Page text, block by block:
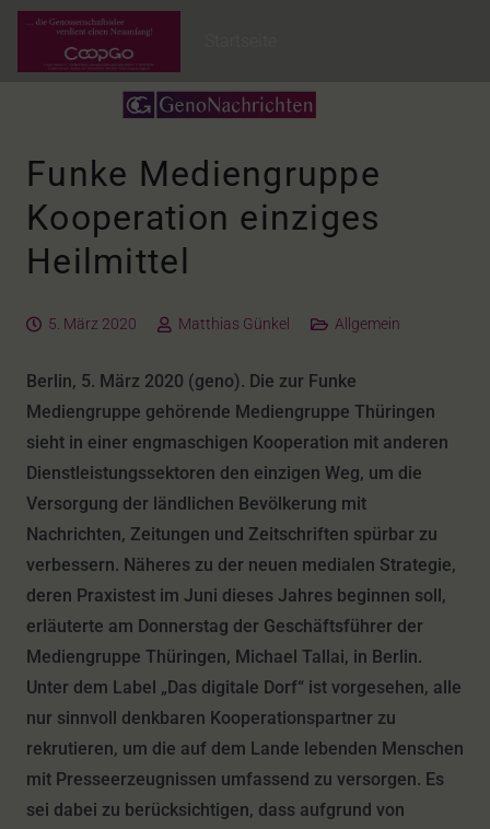
Funke Mediengruppe
Kooperation einziges
Heilmittel
5. März 2020 Matthias Günkel Allgemein
Berlin, 5. März 2020 (geno). Die zur Funke
Mediengruppe gehörende Mediengruppe Thüringen
sieht in einer engmaschigen Kooperation mit anderen
Dienstleistungssektoren den einzigen Weg, um die
Versorgung der ländlichen Bevölkerung mit
Nachrichten, Zeitungen und Zeitschriften spürbar zu
verbessern. Näheres zu der neuen medialen Strategie,
deren Praxistest im Juni dieses Jahres beginnen soll,
erläuterte am Donnerstag der Geschäftsführer der
Mediengruppe Thüringen, Michael Tallai, in Berlin.
Unter dem Label „Das digitale Dorf“ ist vorgesehen, alle
nur sinnvoll denkbaren Kooperationspartner zu
rekrutieren, um die auf dem Lande lebenden Menschen
mit Presseerzeugnissen umfassend zu versorgen. Es
sei dabei zu berücksichtigen, dass aufgrund von